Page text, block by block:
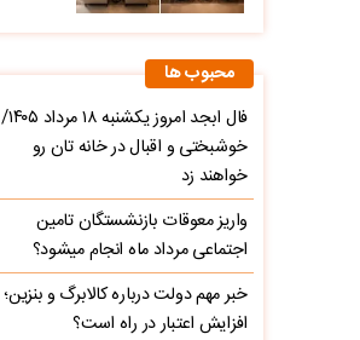
محبوب ها
فال ابجد امروز یکشنبه ۱۸ مرداد ۱۴۰۵/
خوشبختی و اقبال در خانه تان رو
خواهند زد
واریز معوقات بازنشستگان تامین
اجتماعی مرداد ماه انجام میشود؟
خبر مهم دولت درباره کالابرگ و بنزین؛
افزایش اعتبار در راه است؟